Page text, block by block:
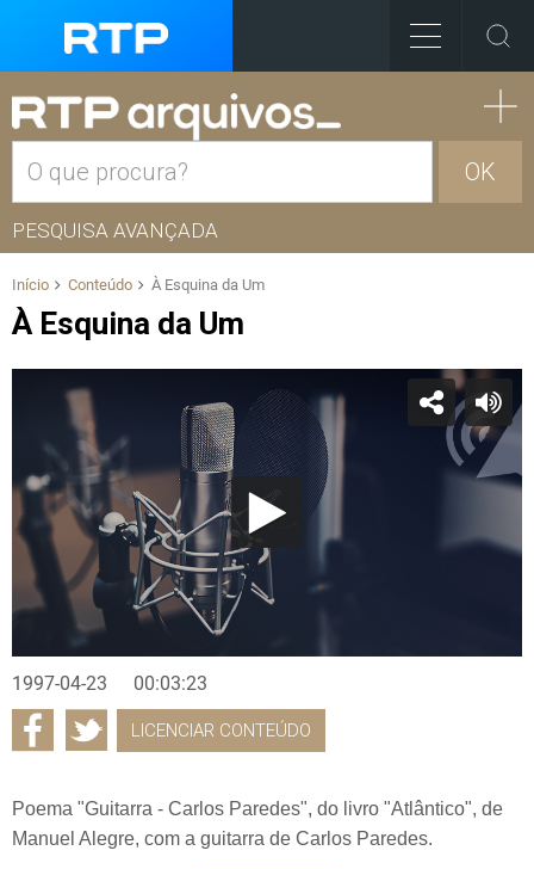
OK
PESQUISA AVANÇADA
Início Conteúdo À Esquina da Um
À Esquina da Um
1997-04-23 00:03:23
LICENCIAR CONTEÚDO
Poema "Guitarra - Carlos Paredes", do livro "Atlântico", de
Manuel Alegre, com a guitarra de Carlos Paredes.